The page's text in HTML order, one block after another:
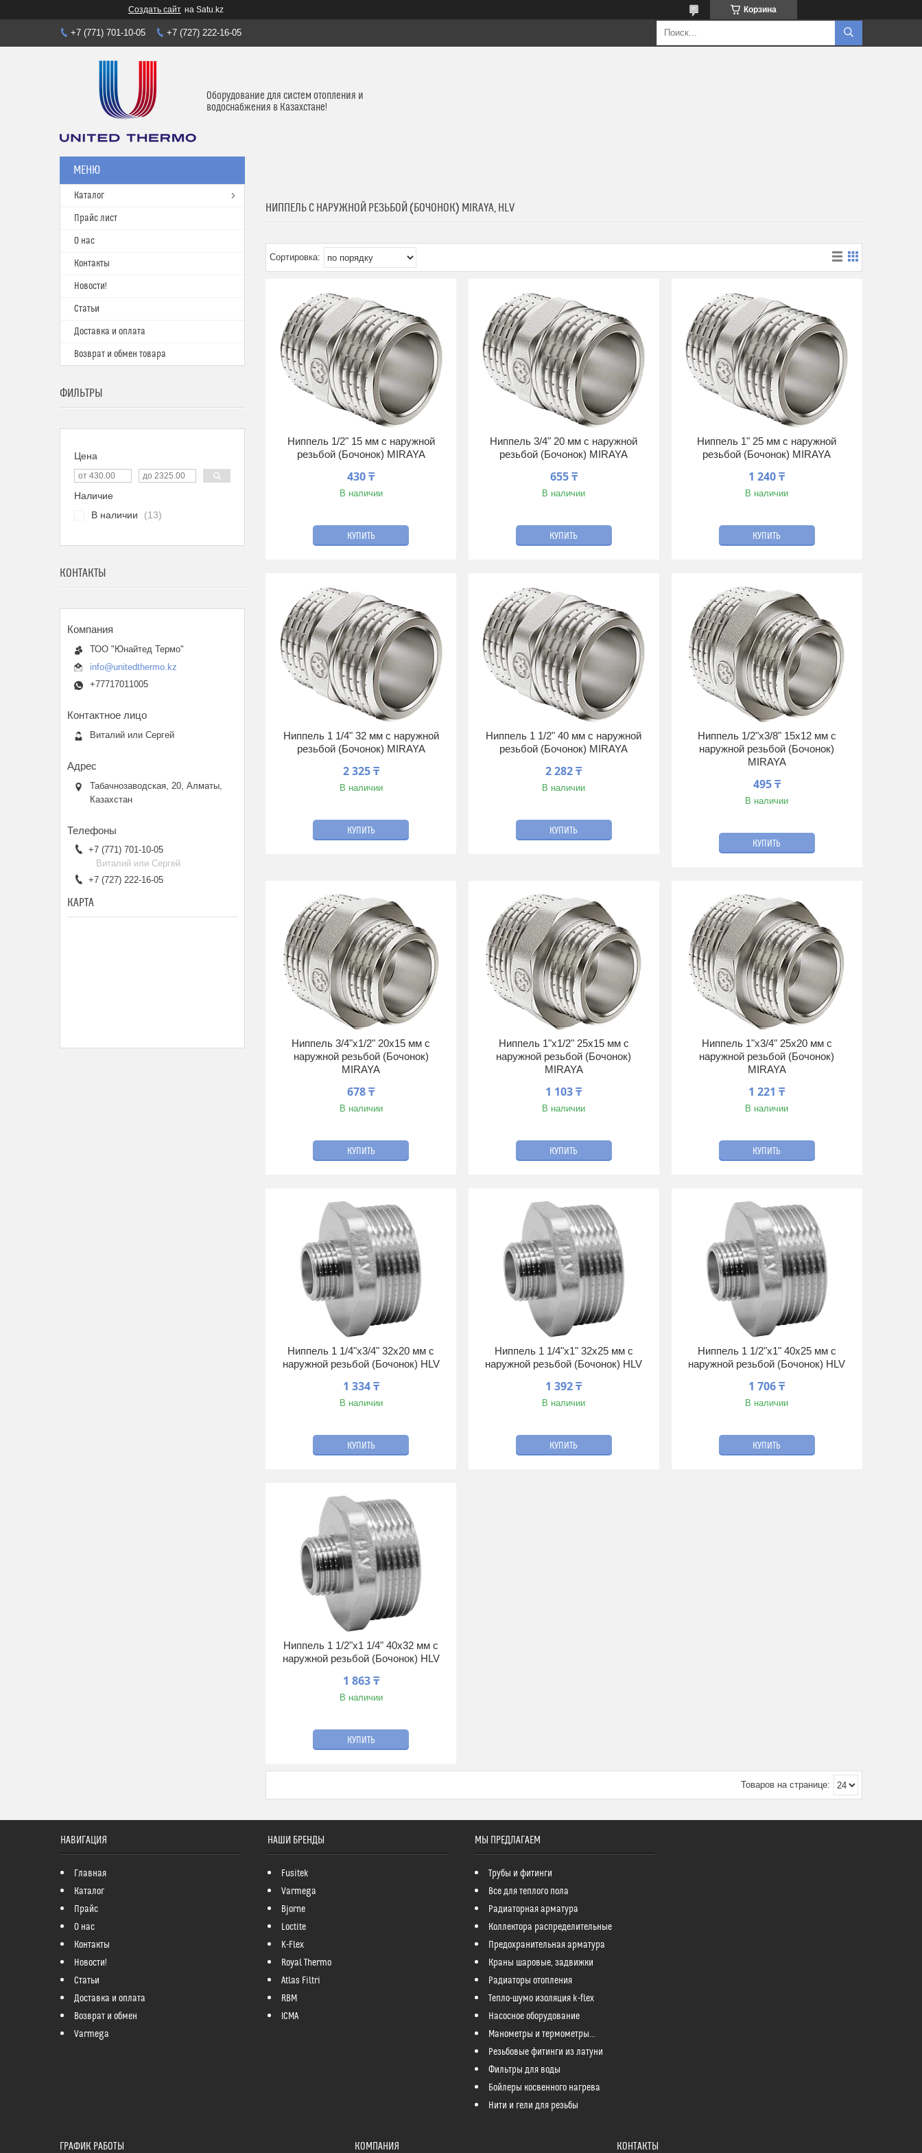
Создать сайт на Satu.kz Корзина
+7 (771) 701-10-05 +7 (727) 222-16-05
Оборудование для систем отопления и
водоснабжения в Казахстане!
НИППЕЛЬ С НАРУЖНОЙ РЕЗЬБОЙ (БОЧОНОК) MIRAYA, HLV
Ниппель 1/2" 15 мм с наружной
резьбой (Бочонок) MIRAYA
430 ₸
В наличии
КУПИТЬ
Ниппель 3/4" 20 мм с наружной
резьбой (Бочонок) MIRAYA
655 ₸
В наличии
КУПИТЬ
Ниппель 1" 25 мм с наружной
резьбой (Бочонок) MIRAYA
1 240 ₸
В наличии
КУПИТЬ
Ниппель 1 1/4" 32 мм с наружной
резьбой (Бочонок) MIRAYA
2 325 ₸
В наличии
КУПИТЬ
Ниппель 1 1/2" 40 мм с наружной
резьбой (Бочонок) MIRAYA
2 282 ₸
В наличии
КУПИТЬ
Ниппель 1/2"х3/8" 15х12 мм с
наружной резьбой (Бочонок)
MIRAYA
495 ₸
В наличии
КУПИТЬ
Ниппель 3/4"х1/2" 20х15 мм с
наружной резьбой (Бочонок)
MIRAYA
678 ₸
В наличии
КУПИТЬ
Ниппель 1"х1/2" 25х15 мм с
наружной резьбой (Бочонок)
MIRAYA
1 103 ₸
В наличии
КУПИТЬ
Ниппель 1"х3/4" 25х20 мм с
наружной резьбой (Бочонок)
MIRAYA
1 221 ₸
В наличии
КУПИТЬ
Ниппель 1 1/4"х3/4" 32х20 мм с
наружной резьбой (Бочонок) HLV
1 334 ₸
В наличии
КУПИТЬ
Ниппель 1 1/4"х1" 32х25 мм с
наружной резьбой (Бочонок) HLV
1 392 ₸
В наличии
КУПИТЬ
Ниппель 1 1/2"х1" 40х25 мм с
наружной резьбой (Бочонок) HLV
1 706 ₸
В наличии
КУПИТЬ
Ниппель 1 1/2"х1 1/4" 40х32 мм с
наружной резьбой (Бочонок) HLV
1 863 ₸
В наличии
КУПИТЬ
Каталог
Прайс лист
О нас
Контакты
Новости!
Статьи
Доставка и оплата
Возврат и обмен товара
ФИЛЬТРЫ
Цена
Наличие
В наличии
13
КОНТАКТЫ
ТОО "Юнайтед Термо"
info@unitedthermo.kz
+77717011005
Виталий или Сергей
Табачнозаводская, 20, Алматы,
Казахстан
+7 (771) 701-10-05
Виталий или Сергей
+7 (727) 222-16-05
КАРТА
НАВИГАЦИЯ
Главная
Каталог
Прайс
О нас
Контакты
Новости!
Статьи
Доставка и оплата
Возврат и обмен
Varmega
НАШИ БРЕНДЫ
Fusitek
Varmega
Bjorne
Loctite
K-Flex
Royal Thermo
Atlas Filtri
RBM
ICMA
МЫ ПРЕДЛАГАЕМ
Трубы и фитинги
Все для теплого пола
Радиаторная арматура
Коллектора распределительные
Предохранительная арматура
Краны шаровые, задвижки
Радиаторы отопления
Тепло-шумо изоляция k-flex
Насосное оборудование
Манометры и термометры...
Резьбовые фитинги из латуни
Фильтры для воды
Бойлеры косвенного нагрева
Нити и гели для резьбы
ГРАФИК РАБОТЫ